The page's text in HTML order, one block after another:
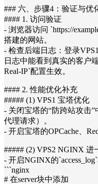
### 六、步骤4：验证与优
#### 1. 访问验证
- 浏览器访问 `https://
搭建的网站。
- 检查后端日志：登录
日志中能看到真实的客户
Real-IP`配置生效。
#### 2. 性能优化补充
##### (1) VPS1 宝塔优化
- 关闭宝塔的“防跨站攻击
代理请求）。
- 开启宝塔的OPCache、
##### (2) VPS2 NGINX 进
- 开启NGINX的
```nginx
# 在server块中添加